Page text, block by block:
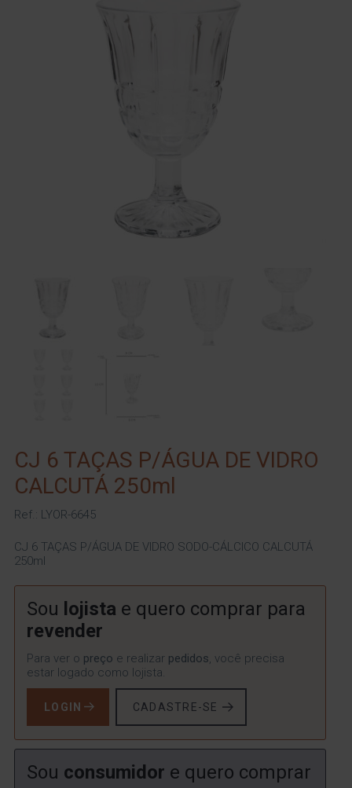
CJ 6 TAÇAS P/ÁGUA DE VIDRO
CALCUTÁ 250ml
Ref.: LYOR-6645
CJ 6 TAÇAS P/ÁGUA DE VIDRO SODO-CÁLCICO CALCUTÁ
250ml
Sou lojista e quero comprar para
revender
Para ver o preço e realizar pedidos, você precisa
estar logado como lojista.
LOGIN CADASTRE-SE
Sou consumidor e quero comprar